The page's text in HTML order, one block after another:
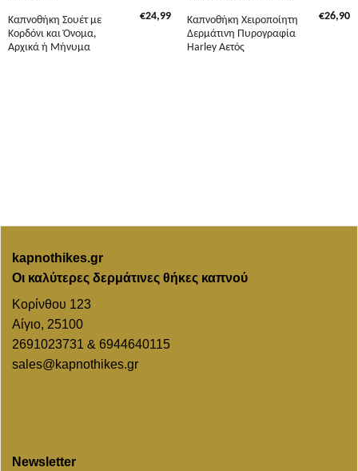
Καπνοθήκη Σουέτ με
Κορδόνι και Όνομα,
Αρχικά ή Μήνυμα
€24,99
Καπνοθήκη Χειροποίητη
Δερμάτινη Πυρογραφία
Harley Αετός
€26,90
kapnothikes.gr
Οι καλύτερες δερμάτινες θήκες καπνού
Κορίνθου 123
Αίγιο, 25100
2691023731 & 6944640115
sales@kapnothikes.gr
Newsletter